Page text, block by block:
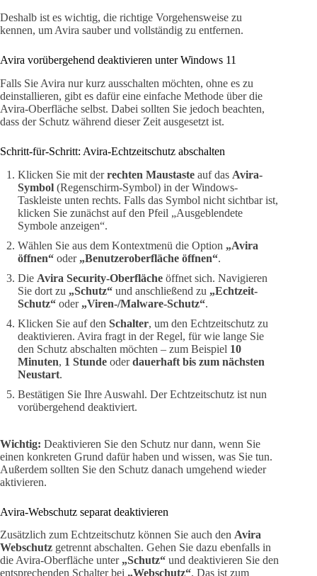
Deshalb ist es wichtig, die richtige Vorgehensweise zu
kennen, um Avira sauber und vollständig zu entfernen.
Avira vorübergehend deaktivieren unter Windows 11
Falls Sie Avira nur kurz ausschalten möchten, ohne es zu
deinstallieren, gibt es dafür eine einfache Methode über die
Avira-Oberfläche selbst. Dabei sollten Sie jedoch beachten,
dass der Schutz während dieser Zeit ausgesetzt ist.
Schritt-für-Schritt: Avira-Echtzeitschutz abschalten
Klicken Sie mit derrechten Maustaste auf das Avira-
Symbol (Regenschirm-Symbol) in der Windows-
Taskleiste unten rechts. Falls das Symbol nicht sichtbar ist,
klicken Sie zunächst auf den Pfeil „Ausgeblendete
Symbole anzeigen“.
Wählen Sie aus dem Kontextmenü die Option „Avira
öffnen“ oder „Benutzeroberfläche öffnen“.
Die Avira Security-Oberfläche öffnet sich. Navigieren
Sie dort zu „Schutz“ und anschließend zu „Echtzeit-
Schutz“ oder „Viren-/Malware-Schutz“.
Klicken Sie auf den Schalter, um den Echtzeitschutz zu
deaktivieren. Avira fragt in der Regel, für wie lange Sie
den Schutz abschalten möchten – zum Beispiel 10
Minuten, 1 Stunde oderdauerhaft bis zum nächsten
Neustart.
Bestätigen Sie Ihre Auswahl. Der Echtzeitschutz ist nun
vorübergehend deaktiviert.
Wichtig: Deaktivieren Sie den Schutz nur dann, wenn Sie
einen konkreten Grund dafür haben und wissen, was Sie tun.
Außerdem sollten Sie den Schutz danach umgehend wieder
aktivieren.
Avira-Webschutz separat deaktivieren
Zusätzlich zum Echtzeitschutz können Sie auch den Avira
Webschutz getrennt abschalten. Gehen Sie dazu ebenfalls in
die Avira-Oberfläche unter „Schutz“ und deaktivieren Sie den
entsprechenden Schalter bei „Webschutz“. Das ist zum